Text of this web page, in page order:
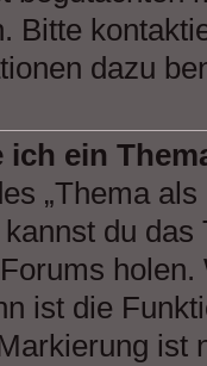
Bitte
dazu
ich ein
„Thema
du
ist die
ist